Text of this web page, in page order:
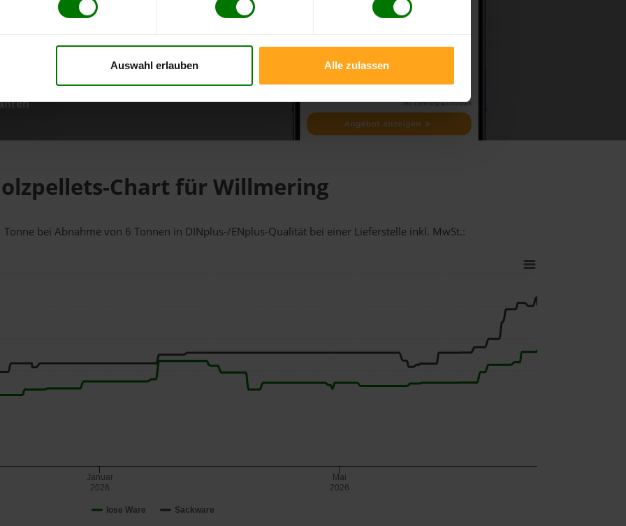
Auswahl erlauben Alle zulassen
Chart für Willmering
bei Abnahmevon 6 Tonnen in DINplus-/ENplus-Qualität bei einer Lieferstelle inkl. MwSt.:
lose Ware Sackware
Januar
2026
Mai
2026